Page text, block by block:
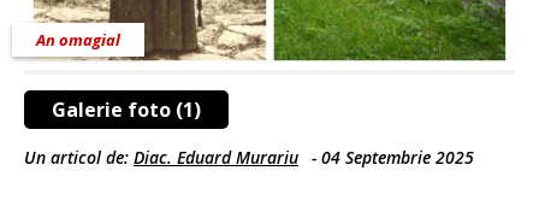
Galerie foto (1)
An omagial
Un articol de: Diac. Eduard Murariu - 04 Septembrie 2025